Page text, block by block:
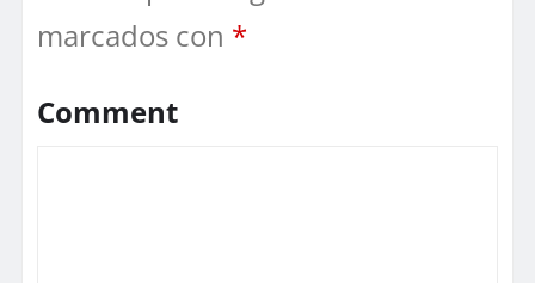
marcados con *
Comment